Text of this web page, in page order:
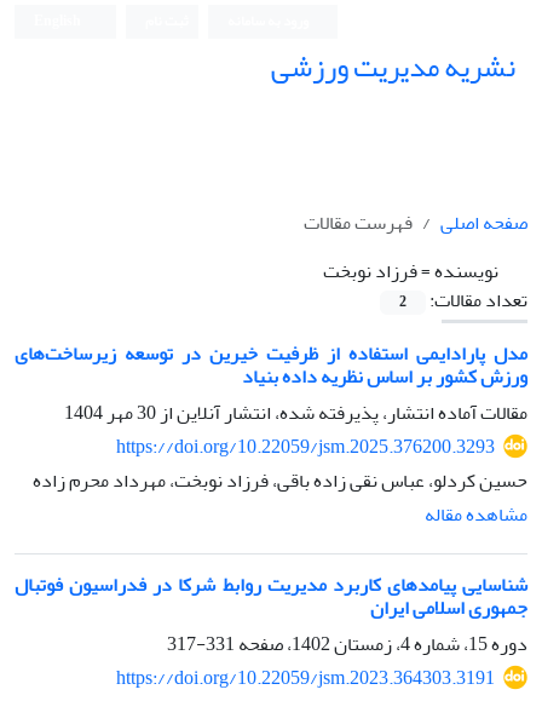
نشریه مدیریت ورزشی
صفحه اصلی
فهرست مقالات
نویسنده =فرزاد نوبخت
تعداد مقالات:
2
مدل پارادایمی استفاده از ظرفیت خیرین در توسعه زیرساخت‌های
ورزش کشور بر اساس نظریه داده بنیاد
مقالات آماده انتشار، پذیرفته شده، انتشار آنلاین از30 مهر 1404
https://doi.org/10.22059/jsm.2025.376200.3293
حسین کردلو، عباس نقی زاده باقی، فرزاد نوبخت، مهرداد محرم زاده
مشاهده مقاله
شناسایی پیامدهای کاربرد مدیریت روابط شرکا در فدراسیون فوتبال
جمهوری اسلامی ایران
دوره 15، شماره 4، زمستان 1402، صفحه
331-317
https://doi.org/10.22059/jsm.2023.364303.3191